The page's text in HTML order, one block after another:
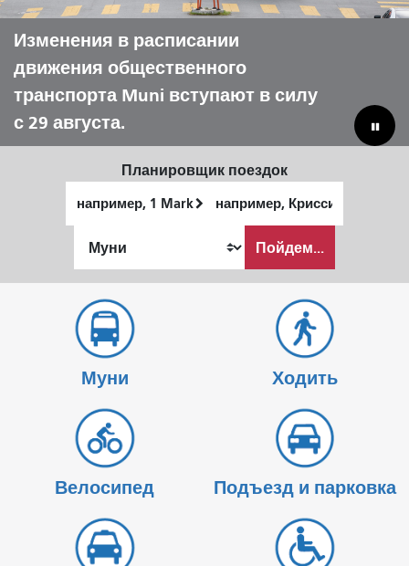
Внешние земли 7-9 августа
Изменения в расписании
движения общественного
транспорта Muni вступают в силу
с 29 августа.
Пусть Muni поможет вам провести
лето с комфортом.
Преодоление бюджетного
дефицита для спасения
муниципальных коммунальных
предприятий.
Планировщик поездок
местоположение
окончания
хочу
путешествовать
Пойдем...
Муни Ходить
Велосипед Подъезд и парковка